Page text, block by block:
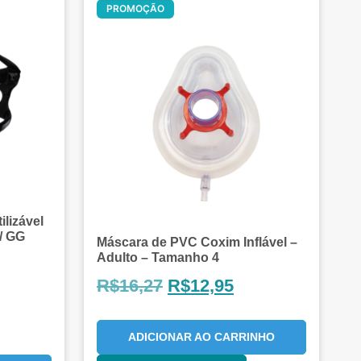
GG
PROMOÇÃO
Máscara de PVC Coxim Inflável –
Adulto – Tamanho 4
R$16,27 R$12,95
ADICIONAR AO CARRINHO